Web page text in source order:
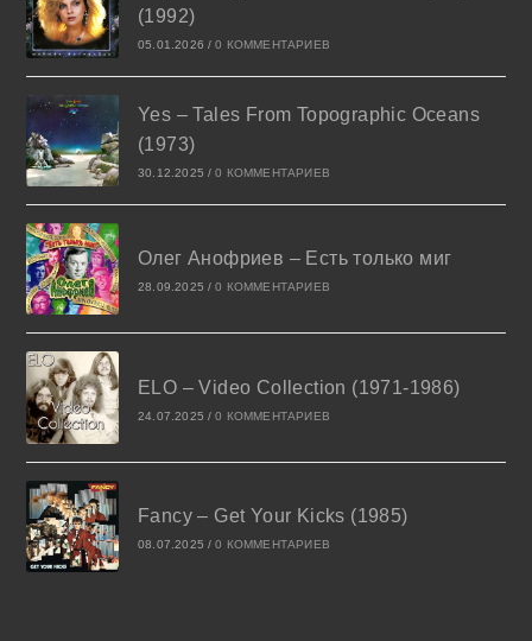
(1992)
05.01.2026 / 0 КОММЕНТАРИЕВ
Yes – Tales From Topographic Oceans
(1973)
30.12.2025 / 0 КОММЕНТАРИЕВ
Олег Анофриев – Есть только миг
28.09.2025 / 0 КОММЕНТАРИЕВ
ELO – Video Collection (1971-1986)
24.07.2025 / 0 КОММЕНТАРИЕВ
Fancy – Get Your Kicks (1985)
08.07.2025 / 0 КОММЕНТАРИЕВ